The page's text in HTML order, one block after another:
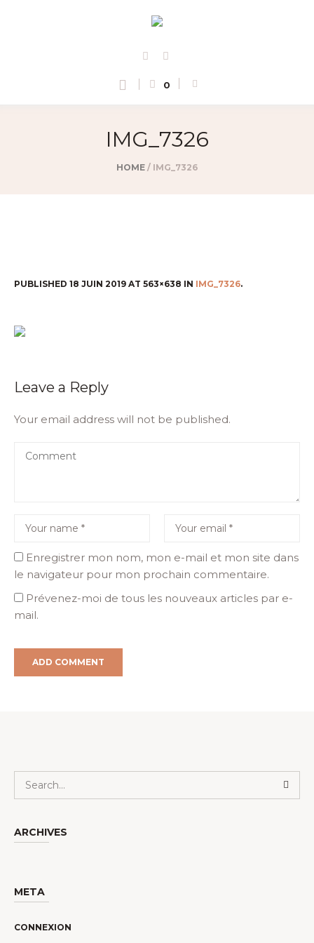
0
IMG_7326
HOME / IMG_7326
PUBLISHED 18 JUIN 2019 AT 563×638 IN IMG_7326.
Leave a Reply
Your email address will not be published.
Enregistrer mon nom, mon e-mail et mon site dans
le navigateur pour mon prochain commentaire.
Prévenez-moi de tous les nouveaux articles par e-
mail.
ARCHIVES
META
CONNEXION